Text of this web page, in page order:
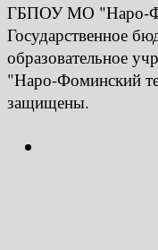
ГБПОУ МО "Наро-
Государственное
образовательное
"Наро-Фоминский
защищены.